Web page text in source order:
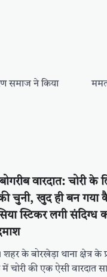
समाज ने किया
वारदात: चोरी के
चुनी, खुद ही बन गया
स्टिकर लगी संदिग्ध
शहर के बोरखेड़ा थाना क्षेत्र के
चोरी की एक ऐसी वारदात